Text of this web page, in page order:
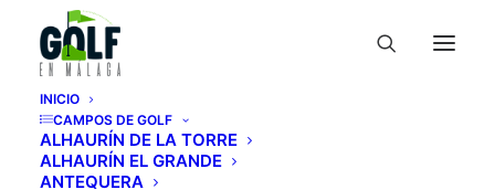
INICIO
CAMPOS DE GOLF
ALHAURÍN DE LA TORRE
ALHAURÍN EL GRANDE
ANTEQUERA